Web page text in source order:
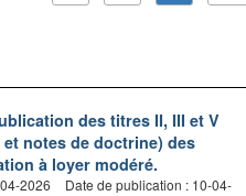
des titres II, III et V
notes de doctrine) des
à loyer modéré.
2026
Date de publication : 10-04-